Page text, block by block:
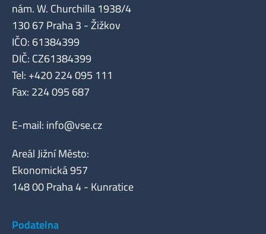
nám. W. Churchilla 1938/4
130 67 Praha 3 - Žižkov
IČO: 61384399
DIČ: CZ61384399
Tel: +420 224 095 111
Fax: 224 095 687
E-mail: info@vse.cz
Areál Jižní Město:
Ekonomická 957
148 00 Praha 4 - Kunratice
Podatelna